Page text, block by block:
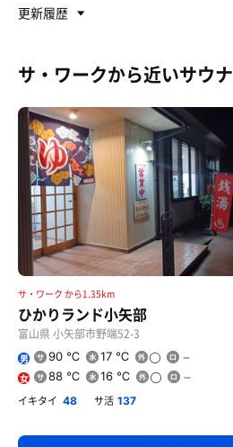
更新履歴
サ・ワークから近いサウナ
サ・ワーク から1.35km
ひかりランド小矢部
富山県 小矢部市野端52-3
男 90 ℃ 17 ℃
女 88 ℃ 16 ℃
イキタイ 48 サ活 137